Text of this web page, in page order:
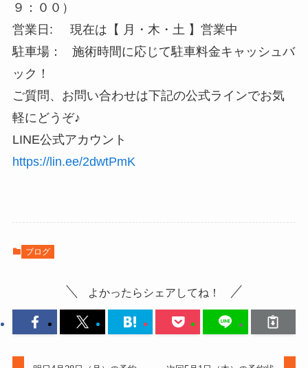
９：００）
営業日: 現在は【 月・木・土 】営業中
駐車場： 施術時間に応じて駐車料金キャッシュバ
ック！
ご質問、お問い合わせは下記の公式ラインでお気
軽にどうぞ♪
LINE公式アカウント
https://lin.ee/2dwtPmK
ブログ
よかったらシェアしてね！